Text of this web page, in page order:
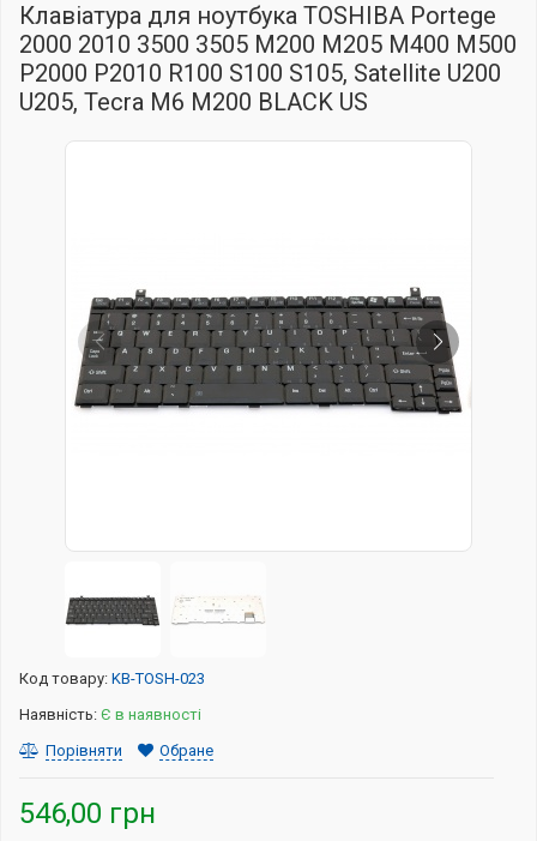
Клавіатура для ноутбука TOSHIBA Portege
2000 2010 3500 3505 M200 M205 M400 M500
P2000 P2010 R100 S100 S105, Satellite U200
U205, Tecra M6 M200 BLACK US
Код товару: KB-TOSH-023
Наявність: Є в наявності
Порівняти
Обране
546,00 грн